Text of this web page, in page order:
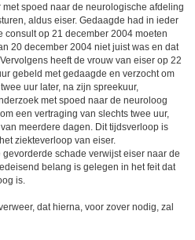
spoed naar de neurologische afdeling
aldus eiser. Gedaagde had in ieder
consult op 21 december 2004 moeten
20 december 2004 niet juist was en dat
heeft de vrouw van eiser op 22
gebeld met gedaagde en verzocht om
uur later, na zijn spreekuur,
met spoed naar de neuroloog
een vertraging van slechts twee uur,
meerdere dagen. Dit tijdsverloop is
ziekteverloop van eiser.
schade verwijst eiser naar de
belang is gelegen in het feit dat
is.
dat hierna, voor zover nodig, zal